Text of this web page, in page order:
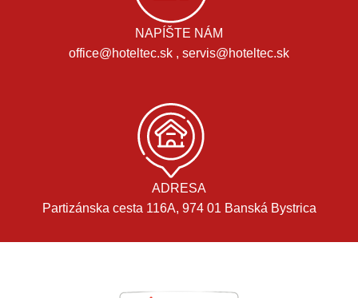
NAPÍŠTE NÁM
office@hoteltec.sk , servis@hoteltec.sk
ADRESA
Partizánska cesta 116A, 974 01 Banská Bystrica